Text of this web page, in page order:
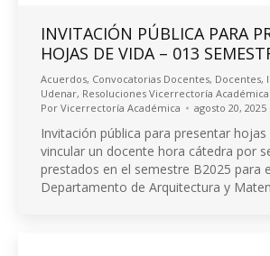
INVITACIÓN PÚBLICA PARA
HOJAS DE VIDA – 013
Acuerdos, Convocatorias Docentes, Docentes,
Udenar, Resoluciones Vicerrectoría Académica
Por Vicerrectoría Académica agosto 20, 2025
Invitación pública para presentar hojas
vincular un docente hora cátedra por
prestados en el semestre B2025 para
Departamento de Arquitectura y